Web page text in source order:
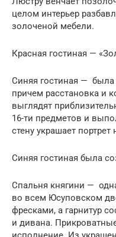
целом интерьер
золоченой мебели.
Красная гостиная —
Синяя гостиная — была
причем расстановка и
выглядят
16-ти предметов и
стену украшает портрет
Синяя гостиная была
Спальня княгини —
во всем Юсуповском
фресками, а гарнитур
и дивана.